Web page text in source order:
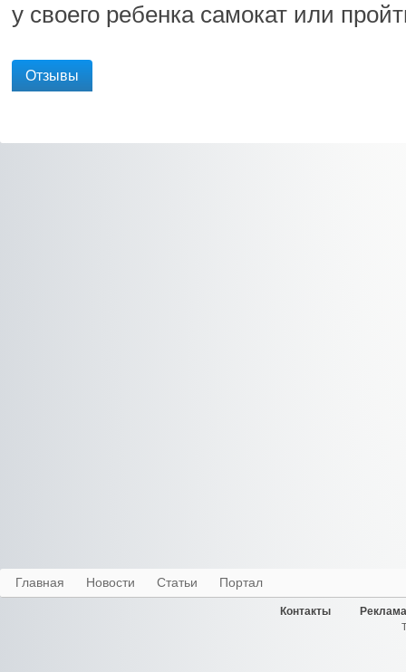
у своего ребенка самокат или
Отзывы
Главная Новости Статьи Портал
Контакты